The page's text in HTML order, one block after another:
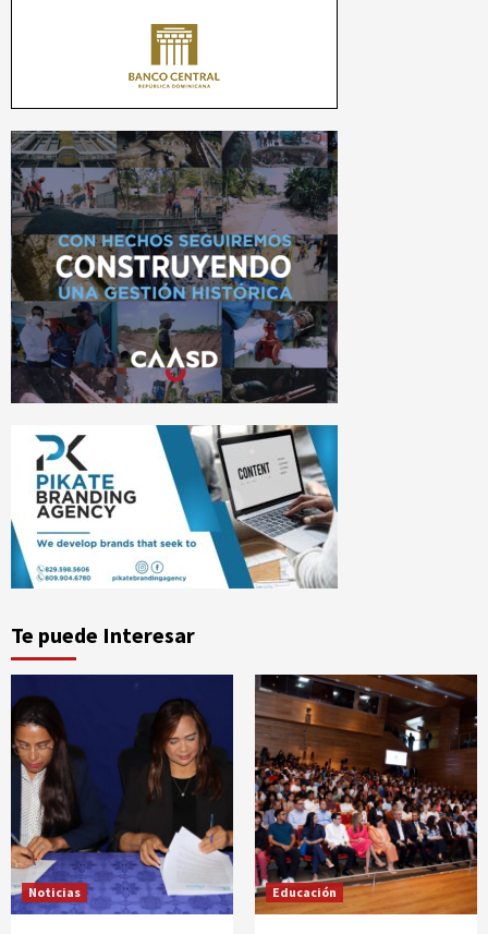
Te puede Interesar
Noticias Educación